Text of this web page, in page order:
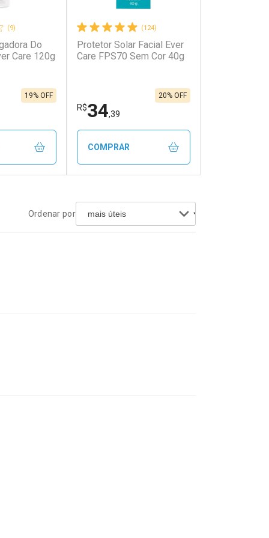
cada
cada
Ativar Desconto
Por R$ 37,65/cada
Por R$ 37,65/cada
(9)
Do
Care 120g
19% OFF
(124)
Protetor Solar Facial Ever
Care FPS70 Sem Cor 40g
R$34,39
20% OFF
COMPRAR
Laboratório
Por Menos
Ordenar por